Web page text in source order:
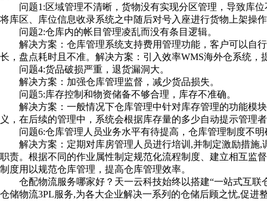
问题1:区域管理不清晰，货物没有实现分区管理，导致库位
将库区、库位信息收录系统之中随后对号入座进行货物上架操
问题2:仓库内的帐目管理凌乱而没有条目逻辑。
解决方案：仓库管理系统支持费用管理功能，客户可以自
长，盘点耗时且不准。解决方案：引入效率WMS海外仓系统，
问题4:货品破损严重，退货漏洞大。
解决方案：加强仓库管理监督，减少货品损失。
问题5:库存控制和物资储备不够合理，库存不准确。
解决方案：一般情况下仓库管理中针对库存管理的功能模
义，在后续的管理中，系统会根据库存量的多少自动提示管理
问题6:仓库管理人员业务水平有待提高，仓库管理制度不明
解决方案：定期对库房管理人员进行培训,并制定激励措施,
职责。根据不同的作业属性制定规范化流程制度、建立相互监
制度用以规范仓库管理，提高仓库管理效率。
仓配物流服务哪家好？天一云科技始终以搭建“一站式互联
仓储物流3PL服务,为各大企业解决一系列的仓储后顾之忧,促